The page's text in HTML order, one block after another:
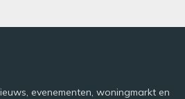
evenementen, woningmarkt en